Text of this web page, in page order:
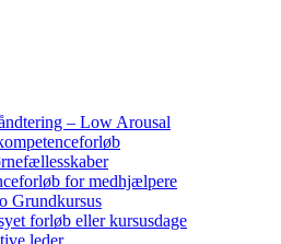
– Low Arousal
for medhjælpere
Grundkursus
forløb eller kursusdage
leder